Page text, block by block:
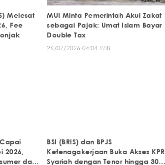
Melesat
Fee
MUI Minta Pemerintah Akui Zakat
sebagai Pajak: Umat Islam Bayar
Double Tax
26/07/2026 04:04 WIB
2026,
dan
BSI (BRIS) dan BPJS
Ketenagakerjaan Buka Akses KPR
Syariah dengan Tenor hingga 30